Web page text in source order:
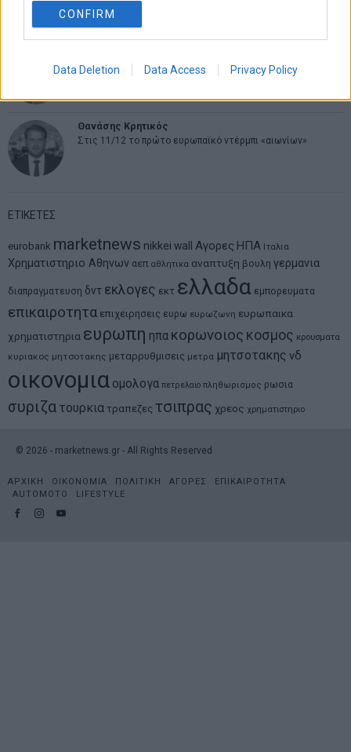
CONFIRM
Data Deletion Data Access Privacy Policy
ψάχνει τον επόμενο Μεσσία
MIT Sloan: Οι AI-driven επιχειρήσεις διαμορφώνουν το νέο
μοντέλο επιχειρηματικότητας
Θανάσης Κρητικός
Στις 11/12 το πρώτο ευρωπαϊκό ντέρμπι «αιωνίων»
ΕΤΙΚΕΤΕΣ
eurobank marketnews nikkei wall Αγορες ΗΠΑ Ιταλια
Χρηματιστηριο Αθηνων αεπ αθλητικα αναπτυξη βουλη γερμανια
διαπραγματευση δντ εκλογες εκτ ελλαδα εμπορευματα
επικαιροτητα επιχειρησεις ευρω ευρωζωνη ευρωπαικα
χρηματιστηρια ευρωπη ηπα κορωνοιος κοσμος κρουσματα
κυριακος μητσοτακης μεταρρυθμισεις μετρα μητσοτακης νδ
οικονομια ομολογα πετρελαιο πληθωρισμος ρωσια
συριζα τουρκια τραπεζες τσιπρας χρεος χρηματιστηριο
© 2026 - marketnews.gr - All Rights Reserved
ΑΡΧΙΚΗ ΟΙΚΟΝΟΜΙΑ ΠΟΛΙΤΙΚΗ ΑΓΟΡΕΣ
ΕΠΙΚΑΙΡΟΤΗΤΑ
AUTOMOTO
LIFESTYLE